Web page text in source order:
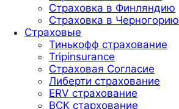
Страховка в Финляндию
Страховка в Черногорию
Страховые
Тинькофф страхование
Tripinsurance
Страховая Согласие
Либерти страхование
ERV страхование
ВСК стархование